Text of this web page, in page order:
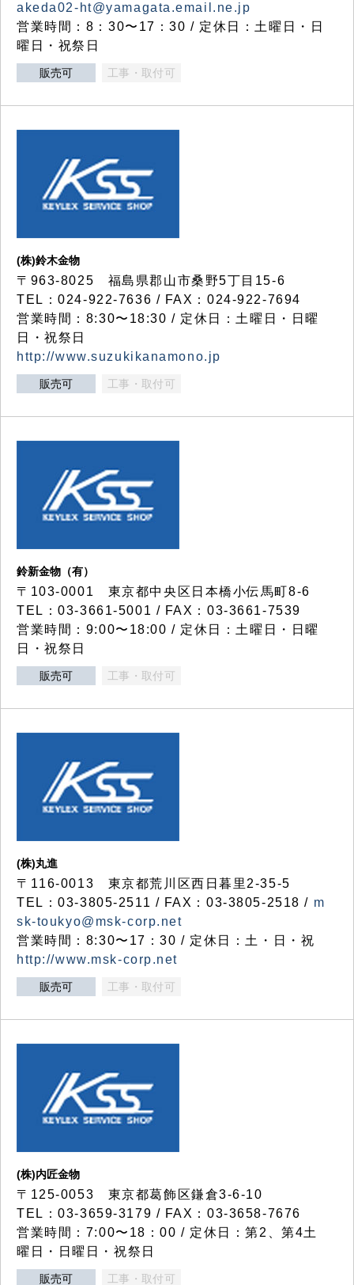
akeda02-ht@yamagata.email.ne.jp
営業時間：8：30〜17：30 / 定休日：土曜日・日
曜日・祝祭日
販売可 工事・取付可
(株)鈴木金物
〒963-8025 福島県郡山市桑野5丁目15-6
TEL：024-922-7636 / FAX：024-922-7694
営業時間：8:30〜18:30 / 定休日：土曜日・日曜
日・祝祭日
http://www.suzukikanamono.jp
販売可 工事・取付可
鈴新金物（有）
〒103-0001 東京都中央区日本橋小伝馬町8-6
TEL：03-3661-5001 / FAX：03-3661-7539
営業時間：9:00〜18:00 / 定休日：土曜日・日曜
日・祝祭日
販売可 工事・取付可
(株)丸進
〒116-0013 東京都荒川区西日暮里2-35-5
TEL：03-3805-2511 / FAX：03-3805-2518 / m
sk-toukyo@msk-corp.net
営業時間：8:30〜17：30 / 定休日：土・日・祝
http://www.msk-corp.net
販売可 工事・取付可
(株)内匠金物
〒125-0053 東京都葛飾区鎌倉3-6-10
TEL：03-3659-3179 / FAX：03-3658-7676
営業時間：7:00〜18：00 / 定休日：第2、第4土
曜日・日曜日・祝祭日
販売可 工事・取付可